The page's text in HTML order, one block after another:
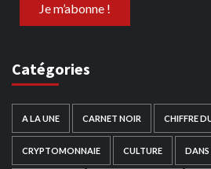
Catégories
A LA UNE CARNET NOIR CHIFFRE
CRYPTOMONNAIE CULTURE DANS